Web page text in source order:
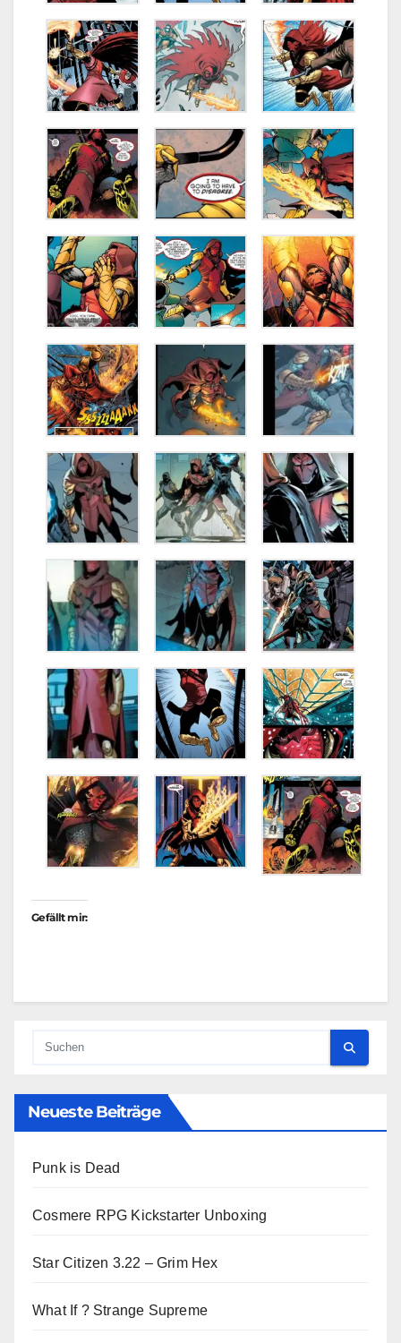
Gefällt mir:
Neueste Beiträge
Punk is Dead
Cosmere RPG Kickstarter Unboxing
Star Citizen 3.22 – Grim Hex
What If ? Strange Supreme